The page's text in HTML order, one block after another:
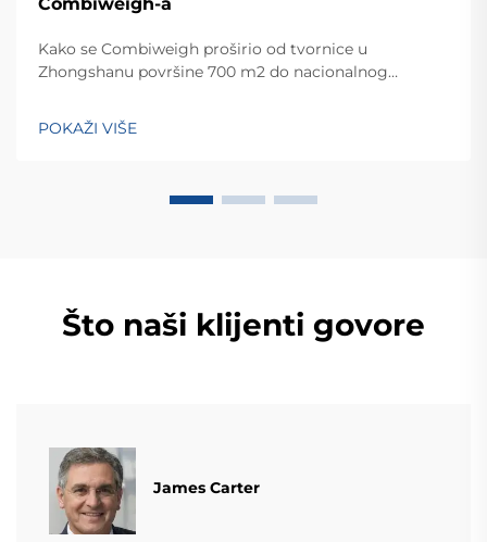
Kako se Combiweigh proširio od tvornice u
Zhongshanu površine 700 m2 do nacionalnog
zemalja. Otkrijte njihova inteligentna rješenja za
tehtanjezažali globalnu konsultaciju OEM/ODM-a još
POKAŽI VIŠE
Što naši klijenti govore
James Carter